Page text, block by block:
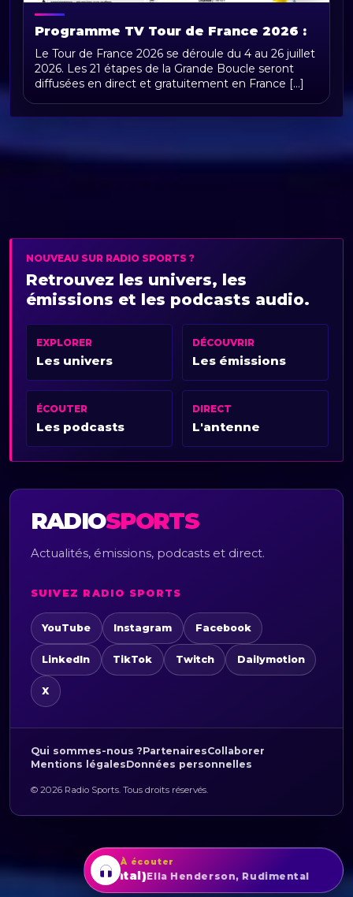
Programme TV Tour de France 2026 :
horaires, chaînes et diffusion en direct
Le Tour de France 2026 se déroule du 4 au 26 juillet
2026. Les 21 étapes de la Grande Boucle seront
diffusées en direct et gratuitement en France [...]
NOUVEAU SUR RADIO SPORTS ?
Retrouvez les univers, les
émissions et les podcasts audio.
EXPLORER
Les univers
DÉCOUVRIR
Les émissions
ÉCOUTER
Les podcasts
DIRECT
L'antenne
RADIOSPORTS
Actualités, émissions, podcasts et direct.
SUIVEZ RADIO SPORTS
YouTube Instagram Facebook
LinkedIn TikTok Twitch Dailymotion
X
Qui sommes-nous ?PartenairesCollaborer
Mentions légalesDonnées personnelles
© 2026 Radio Sports. Tous droits réservés.
À écouter
Rudimental) Ella Henderson, Rudimental